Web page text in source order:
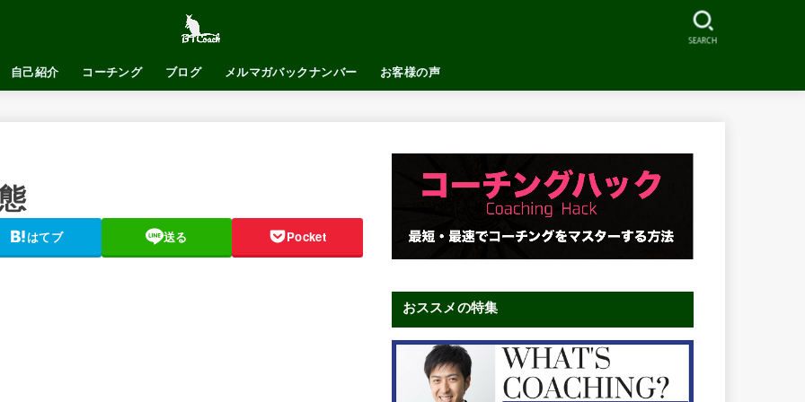
自己紹介 コーチング ブログ メルマガバックナンバー お客様の声
SEARCH
はてブ 送る Pocket
おススメの特集